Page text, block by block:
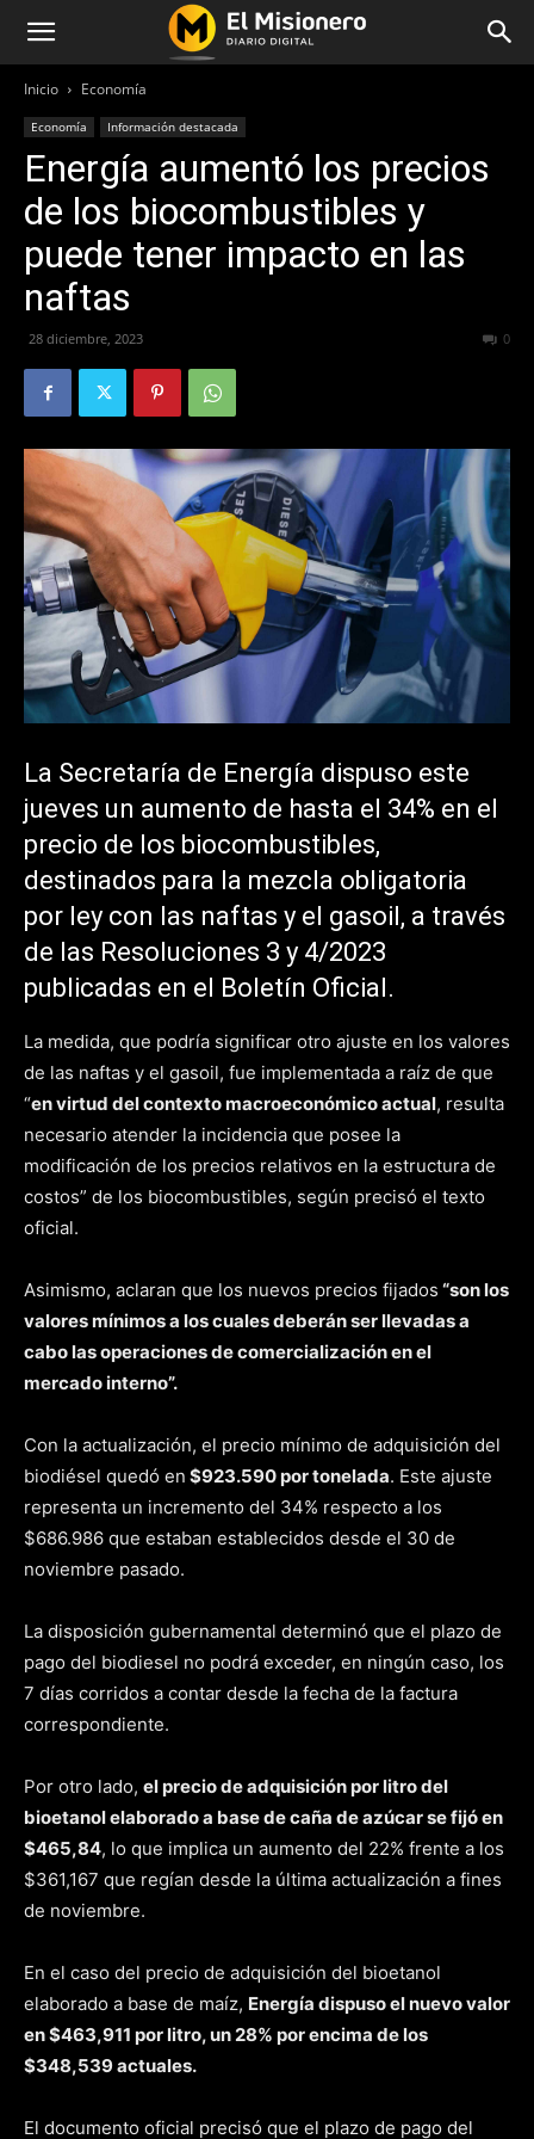
Inicio Economía
Economía Información destacada
Energía aumentó los precios
de los biocombustibles y
puede tener impacto en las
naftas
28 diciembre, 2023 0
La Secretaría de Energía dispuso este
jueves un aumento de hasta el 34% en el
precio de los biocombustibles,
destinados para la mezcla obligatoria
por ley con las naftas y el gasoil, a través
de las Resoluciones 3 y 4/2023
publicadas en el Boletín Oficial.
La medida, que podría significar otro ajuste en los valores
de las naftas y el gasoil, fue implementada a raíz de que
“en virtud del contexto macroeconómico actual, resulta
necesario atender la incidencia que posee la
modificación de los precios relativos en la estructura de
costos” de los biocombustibles, según precisó el texto
oficial.
Asimismo, aclaran que los nuevos precios fijados “son los
valores mínimos a los cuales deberán ser llevadas a
cabo las operaciones de comercialización en el
mercado interno”.
Con la actualización, el precio mínimo de adquisición del
biodiésel quedó en $923.590 por tonelada. Este ajuste
representa un incremento del 34% respecto a los
$686.986 que estaban establecidos desde el 30 de
noviembre pasado.
La disposición gubernamental determinó que el plazo de
pago del biodiesel no podrá exceder, en ningún caso, los
7 días corridos a contar desde la fecha de la factura
correspondiente.
Por otro lado, el precio de adquisición por litro del
bioetanol elaborado a base de caña de azúcar se fijó en
$465,84, lo que implica un aumento del 22% frente a los
$361,167 que regían desde la última actualización a fines
de noviembre.
En el caso del precio de adquisición del bioetanol
elaborado a base de maíz, Energía dispuso el nuevo valor
en $463,911 por litro, un 28% por encima de los
$348,539 actuales.
El documento oficial precisó que el plazo de pago del